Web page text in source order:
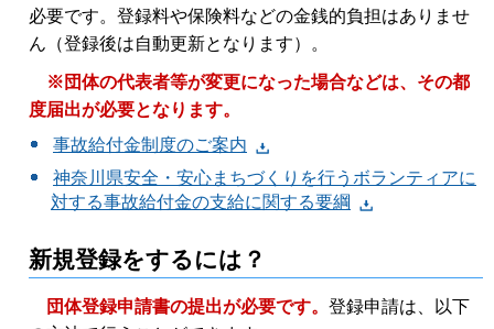
必要です。登録料や保険料などの金銭的負担はありませ
ん（登録後は自動更新となります）。
※団体の代表者等が変更になった場合などは、その都
度届出が必要となります。
事故給付金制度のご案内
神奈川県安全・安心まちづくりを行うボランティアに
対する事故給付金の支給に関する要綱
新規登録をするには？
団体登録申請書の提出が必要です。 登録申請は、以下